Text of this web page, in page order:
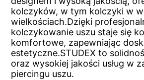
kolczyków, w tym kolczyki w
wielkościach.Dzięki
kolczykowanie uszu staje się
komfortowe, zapewniając
estetyczne.STUDEX to
oraz wysokiej jakości usług w
piercingu uszu.